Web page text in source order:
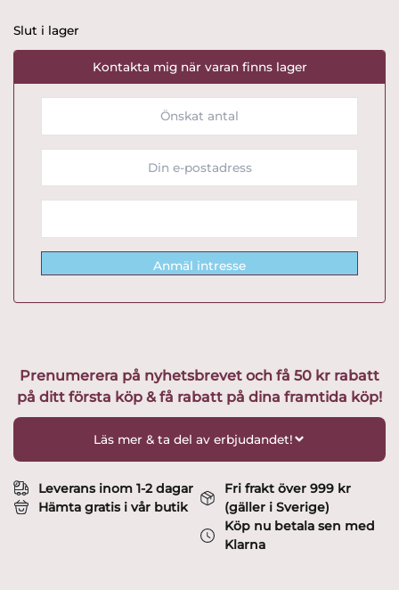
Slut i lager
Kontakta mig när varan finns lager
Anmäl intresse
Prenumerera på nyhetsbrevet och få 50 kr rabatt
på ditt första köp & få rabatt på dina framtida köp!
Läs mer & ta del av erbjudandet!
Leverans inom 1-2 dagar
Hämta gratis i vår butik
Fri frakt över 999 kr
(gäller i Sverige)
Köp nu betala sen med
Klarna